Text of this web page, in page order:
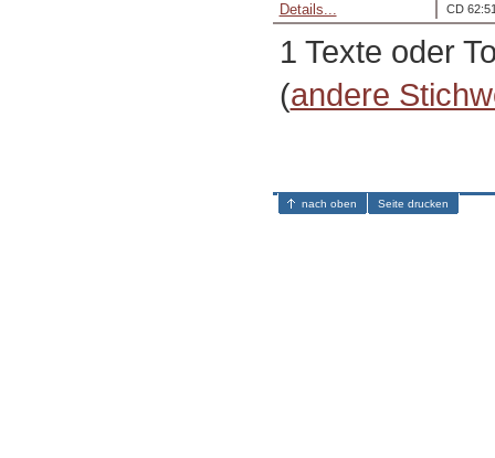
CD
Details...
1 Texte oder
(andere
nach oben Seite drucken